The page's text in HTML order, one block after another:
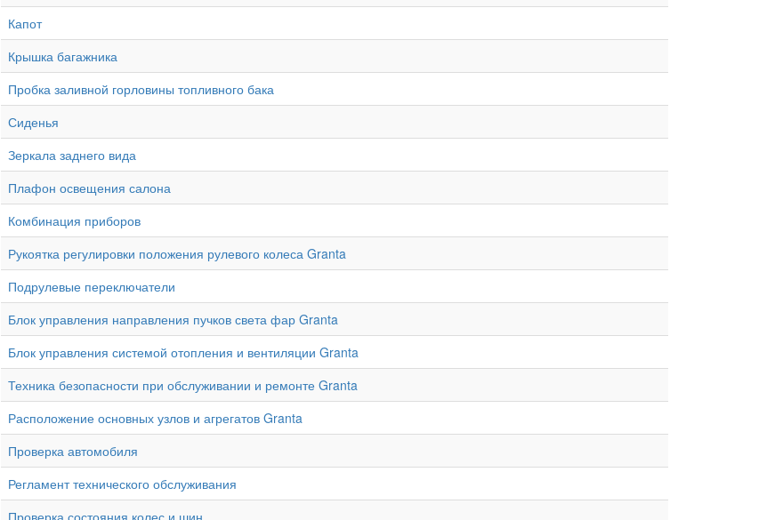
Капот
Крышка багажника
Пробка заливной горловины топливного бака
Сиденья
Зеркала заднего вида
Плафон освещения салона
Комбинация приборов
Рукоятка регулировки положения рулевого колеса Granta
Подрулевые переключатели
Блок управления направления пучков света фар Granta
Блок управления системой отопления и вентиляции Granta
Техника безопасности при обслуживании и ремонте Granta
Расположение основных узлов и агрегатов Granta
Проверка автомобиля
Регламент технического обслуживания
Проверка состояния колес и шин